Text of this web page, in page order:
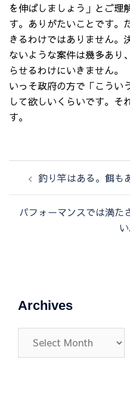
を伸ばしましょう」とご理
す。ありがたいことです。
きるわけではありません。
ないような案件は幾多あり
らせるわけにいきません。
いっそ政府の方で「こうい
して欲しいくらいです。そ
す。
ビ
ン
釣り竿はある。餌も
パフォーマンスでは満た
い
Archives